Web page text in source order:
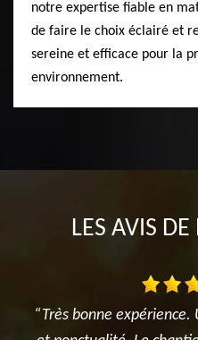
notre expertise fiable en
de faire le choix éclairé et
sereine et efficace pour la
environnement.
LES AVIS
Un travail fait avec